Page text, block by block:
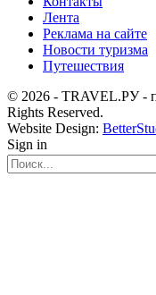
Лента
Реклама на сайте
Новости туризма
Путешествия
© 2026 - TRAVEL.РУ -
Rights Reserved.
Website Design:
Sign in